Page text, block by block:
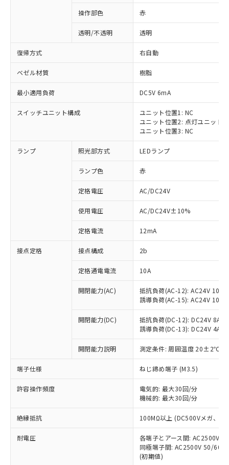
操作部色 赤
透明/不透明 透明
復帰方式 右自動
ベゼル材質 樹脂
最小適用負荷 DC5V 6mA
スイッチユニット構成
ユニット位置1: NC
ユニット位置2: 点灯ユニット
ユニット位置3: NC
ランプ 照光部方式 LEDランプ
ランプ色 赤
定格電圧 AC/DC24V
使用電圧 AC/DC24V±10%
定格電流 12mA
接点定格 接点構成 2b
定格通電電流 10A
開閉能力(AC)
抵抗負荷(AC-12): AC24V 10A/
誘導負荷(AC-15): AC24V
開閉能力(DC)
抵抗負荷(DC-12): DC24V 8A/
誘導負荷(DC-13): DC24V 4A/
開閉能力説明 測定条件: 周囲温度 20±2℃、
端子仕様 ねじ締め端子 (M3.5)
許容操作頻度
電気的: 最大30回/分
機械的: 最大30回/分
絶縁抵抗 100MΩ以上 (DC500Vメガ、点
耐電圧
各端子とアース間: AC2500V
同極端子間: AC2500V 50/
(初期値)
ご利用条件
以下の条件をお読みいただき、同意のうえ
ご利用ください。
本サービスは、当社制御機器事業取扱
商品の当社在庫状況および標準価格
(税抜)を提供させていただくもので
当社制御機器事業取扱商品の中には、
本サービスの対象外となる商品もある
ことをご了承ください。
在庫状況および標準価格照会結果は、
記載している更新日時点での社内デー
タに基づき作成されるものであり、閲
覧された時点での実際の在庫および標
準価格とは異なる場合があることをご
※1 対応状況
対応済み：EU RoHS指令（10物質）の
非含有に対応した製品が提供可能な商品で
す。
対応予定：EU RoHS指令（10物質）の非含
有に対応した製品に切り替える予定のある
対応予定なし：EU RoHS指令（10物質）の
非含有に非対応の商品で、対応品を出す予
定はありません。
調査・確認中：EU RoHS指令（10物質）の
非含有の対応状況を調査中または確認中の
非該当品：ライセンス料など無形物で、有
害物質有無と関係のない商品です。
仕入先様の事情により、非含有部品として
いたものが、含有品と判明した場合などや
むを得ず変更することがあります。
六価クロム(Cr(Ⅵ)) 1000ppm以下、ポリ臭化ビフェニル
類(PBB) 1000ppm以下、ポリ臭化ジフェニルエーテル類
「○」：最大均質材料含有率が中国RoHSの
基準値以下であることを示します。
「×」：最大均質材料含有率が中国RoHSの
基準値を超えていることを示します。
「－」：未確認です。当社販売部門へお問
*中国RoHS10物質の基準値 (GB/T26572)：
Pb(鉛) :1000ppm、 Hg(水銀) : 1000ppm、 Cd(カドミウ
Cr(Ⅵ)(六価クロム) : 1000ppm、 PBBs(ポリ臭化ビフェ
当社は、これら貴社製品のうち、外国
為替および外国貿易法に定める商品
（以下｢規制貨物等」という）を輸出
または国外への提供する場合は、日本
国政府の輸出許可(または役務取引許
可)を取得するなどの必要な手続きを